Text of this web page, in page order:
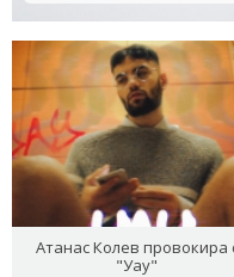
Атанас Колев провокира
"Уау"